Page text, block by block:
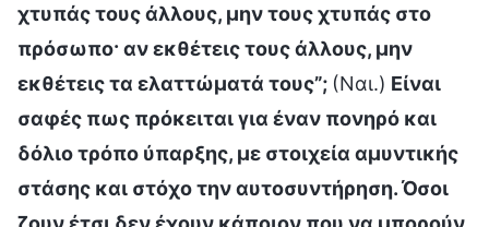
χτυπάς τους άλλους, μην τους χτυπάς στο
πρόσωπο· αν εκθέτεις τους άλλους, μην
εκθέτεις τα ελαττώματά τους”; (Ναι.) Είναι
σαφές πως πρόκειται για έναν πονηρό και
δόλιο τρόπο ύπαρξης, με στοιχεία αμυντικής
στάσης και στόχο την αυτοσυντήρηση. Όσοι